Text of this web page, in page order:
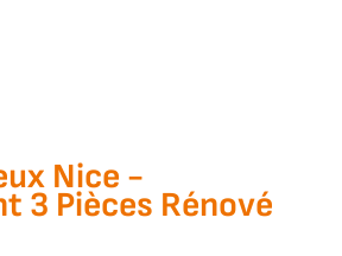
Nice -
3 Pièces Rénové